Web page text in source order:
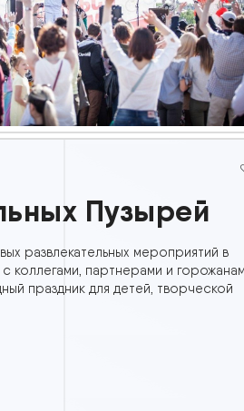
Пузырей
развлекательных мероприятий в
с коллегами, партнерами и
праздник для детей, творческой